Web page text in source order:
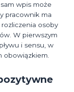
wpis może
pracownik ma
osoby
W pierwszym
i sensu, w
obowiązkiem.